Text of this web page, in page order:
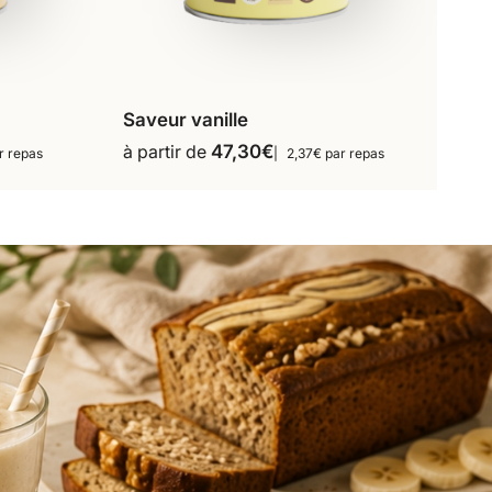
repas
16 repas
36 repas
Ce
variations.
Les
options
peuvent
être
choisies
sur
la
page
du
Saveur vanille
à partir de 47,30€ 2,37€ par repas